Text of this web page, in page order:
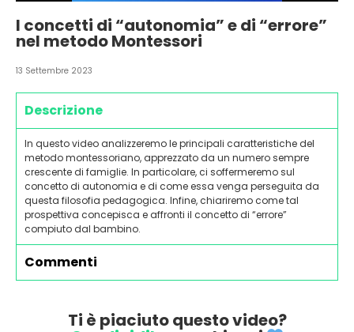
I concetti di “autonomia” e di “errore”
nel metodo Montessori
13 Settembre 2023
Descrizione
In questo video analizzeremo le principali caratteristiche del
metodo montessoriano, apprezzato da un numero sempre
crescente di famiglie. In particolare, ci soffermeremo sul
concetto di autonomia e di come essa venga perseguita da
questa filosofia pedagogica. Infine, chiariremo come tal
prospettiva concepisca e affronti il concetto di “errore”
compiuto dal bambino.
Commenti
Ti è piaciuto questo video?